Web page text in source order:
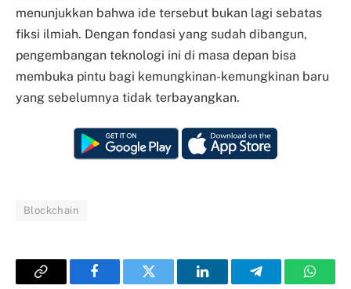
menunjukkan bahwa ide tersebut bukan lagi sebatas
fiksi ilmiah. Dengan fondasi yang sudah dibangun,
pengembangan teknologi ini di masa depan bisa
membuka pintu bagi kemungkinan-kemungkinan baru
yang sebelumnya tidak terbayangkan.
Blockchain
Copy FacebookTwitter LinkedInTelegram